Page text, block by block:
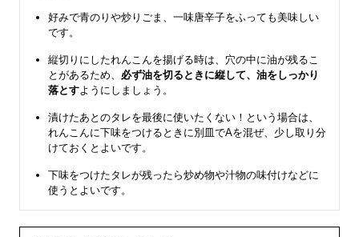
好みで青のりや炒りごま、一味唐辛子をふっても美味しい
です。
縦切りにしたれんこんを揚げる時は、穴の中に油が残るこ
とがあるため、 必ず油を切るときに縦して、油をしっかり
落とすようにしましょう。
漬けたあとのタレを最後に使いたくない！という場合は、
れんこんに下味をつけるときに別皿でAを混ぜ、少し取り分
けておくとよいです。
下味をつけたタレが残ったら炒め物や汁物の味付けなどに
使うとよいです。